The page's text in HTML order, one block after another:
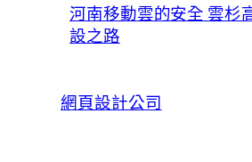
河南移動雲的安全 雲杉
設之路
網頁設計公司